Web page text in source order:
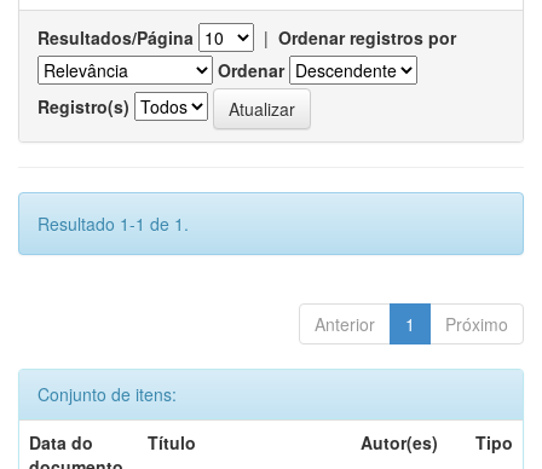
Resultados/Página | Ordenar registros por
Ordenar
Registro(s)
Resultado 1-1 de 1.
Anterior 1 Próximo
Conjunto de itens:
Data do
Título Autor(es) Tipo